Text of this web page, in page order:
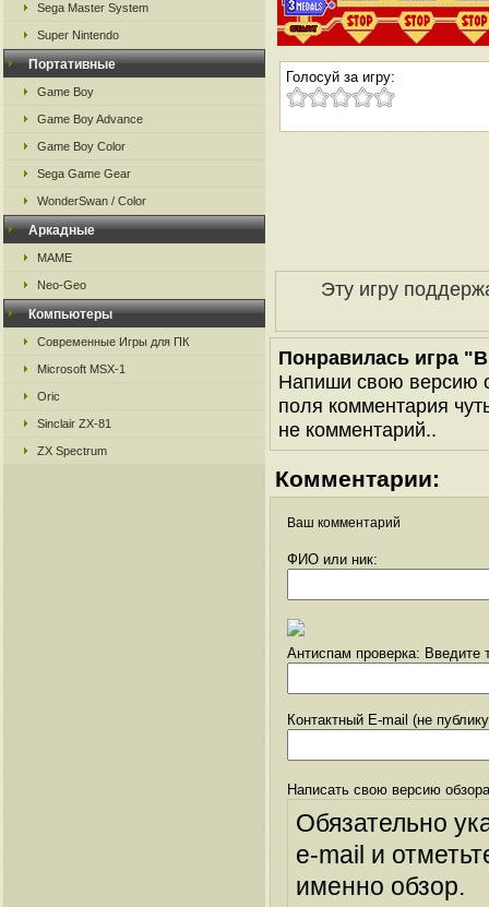
Sega Master System
Super Nintendo
Портативные
Game Boy
Game Boy Advance
Game Boy Color
Sega Game Gear
WonderSwan / Color
Аркадные
MAME
Neo-Geo
Компьютеры
Современные Игры для ПК
Microsoft MSX-1
Oric
Sinclair ZX-81
ZX Spectrum
Голосуй за игру:
Эту игру
Понравилась игра
Напиши свою версию
поля комментария
не комментарий..
Комментарии:
Ваш комментарий
ФИО или ник:
Антиспам проверка: Введите
Контактный E-mail (не
Написать свою версию
Обязательно
e-mail и
именно обзор.